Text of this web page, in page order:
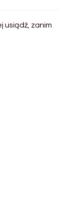
usiądź, zanim